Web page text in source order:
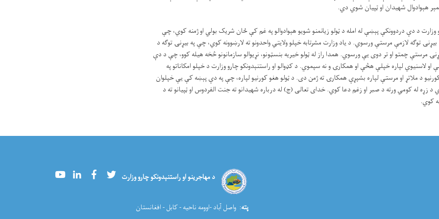
هېوادوال شهیدان او ټپیان شوي دي.
وزارت د دې دردوونکې پېښې له امله د ټولو زیانمنو شویو هېوادوالو په غم کې ځان شریک بولي او ژمنه کوي، چې
بیړنۍ توګه لازمې مرستې ورسوي. د یاد وزارت مشرتابه خپلو ولایتي واحدونو ته لارښوونه کوي، چې په بیړنۍ توګه د
مرستې چمتو او تر دوی یې ورسوي. همدا راز له ټولو خیریه بنسټونو، نړیوالو سازمانونو څخه هیله کوو، چې د دې
او لاسنیوي لپاره خپلې هڅې او همکارۍ و نه ‌سپموي. د کډوالو او راستنېدونکو چارو وزارت د خپلو امکاناتو په
د ملاتړ او مرستې لپاره بشپړې همکارۍ ته ژمن دی. د ټولو هغو کورنیو لپاره، چې په دې پېښه کې یې خپلوان
د زړه له کومي ورته د صبر او زغم دعا کوي. خدای تعالی (ج) له درباره شهیدانو ته جنت الفردوس او ټپیانو ته د
کوي.
د مهاجرینو او راستنېدونکو چارو وزارت YoutubeLinkedInFacebookTwitter
پته: واصل آباد -اوومه ناحیه - کابل - افغانستان